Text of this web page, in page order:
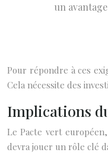
un
Pour répondre à ces
Cela nécessite des
Implications
Le Pacte vert
devra jouer un rôle clé